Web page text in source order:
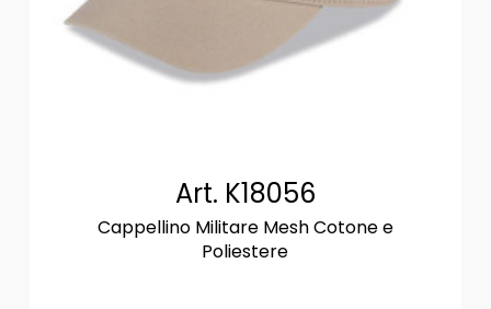
Art. K18056
Cappellino Militare Mesh Cotone e
Poliestere